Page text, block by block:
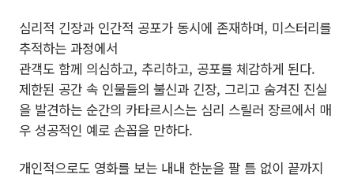
심리적 긴장과 인간적 공포가 동시에 존재하며, 미스터리를
추적하는 과정에서
관객도 함께 의심하고, 추리하고, 공포를 체감하게 된다.
제한된 공간 속 인물들의 불신과 긴장, 그리고 숨겨진 진실
을 발견하는 순간의 카타르시스는 심리 스릴러 장르에서 매
우 성공적인 예로 손꼽을 만하다.
개인적으로도 영화를 보는 내내 한눈을 팔 틈 없이 끝까지